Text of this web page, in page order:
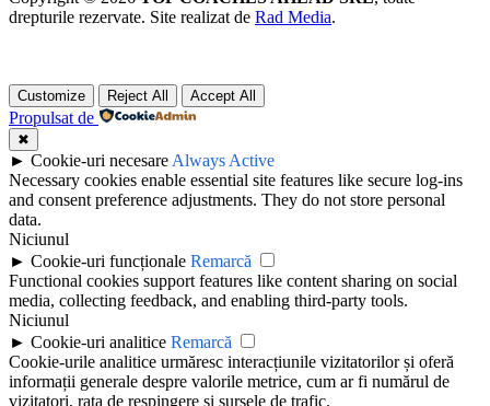
drepturile rezervate. Site realizat de Rad Media.
Customize Reject All Accept All
Propulsat de
✖
► Cookie-uri necesare Always Active
Necessary cookies enable essential site features like secure log-ins
and consent preference adjustments. They do not store personal
data.
Niciunul
► Cookie-uri funcționale Remarcă
Functional cookies support features like content sharing on social
media, collecting feedback, and enabling third-party tools.
Niciunul
► Cookie-uri analitice Remarcă
Cookie-urile analitice urmăresc interacțiunile vizitatorilor și oferă
informații generale despre valorile metrice, cum ar fi numărul de
vizitatori, rata de respingere și sursele de trafic.